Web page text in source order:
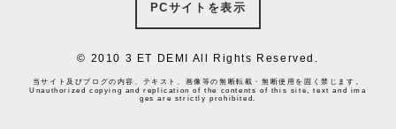
PCサイトを表示
© 2010 3 ET DEMI All Rights Reserved.
当サイト及びブログの内容、テキスト、画像等の無断転載・無断使用を固く禁じます。
Unauthorized copying and replication of the contents of this site, text and ima
ges are strictly prohibited.